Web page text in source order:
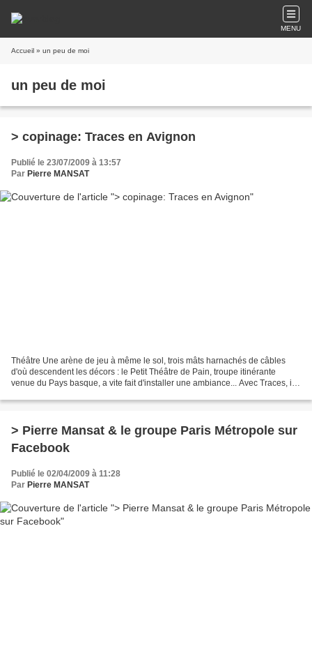
MENU
Accueil » un peu de moi
un peu de moi
> copinage: Traces en Avignon
Publié le 23/07/2009 à 13:57
Par Pierre MANSAT
Théâtre Une arène de jeu à même le sol, trois mâts harnachés de câbles
d'où descendent les décors : le Petit Théâtre de Pain, troupe itinérante
venue du Pays basque, a vite fait d'installer une ambiance... Avec Traces, il
> Pierre Mansat & le groupe Paris Métropole sur
Facebook
Publié le 02/04/2009 à 11:28
Par Pierre MANSAT